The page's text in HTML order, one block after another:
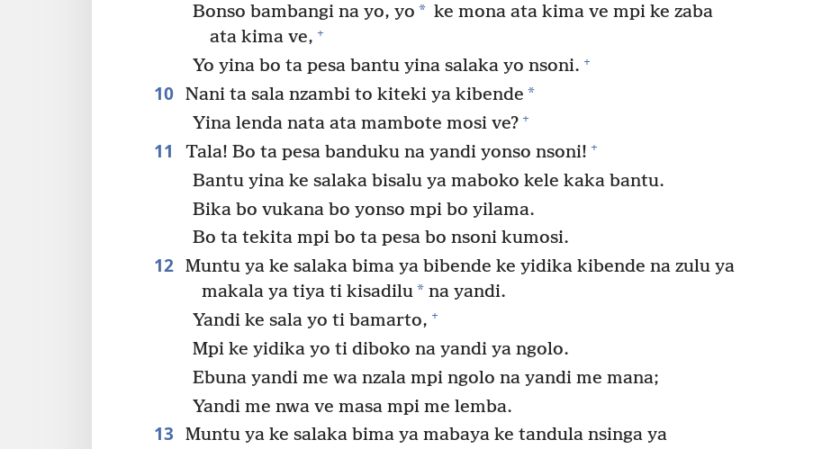
Bonso bambangi na yo, yo * ke mona ata kima ve mpi ke zaba
ata kima ve, +
Yo yina bo ta pesa bantu yina salaka yo nsoni. +
10 Nani ta sala nzambi to kiteki ya kibende *
Yina lenda nata ata mambote mosi ve? +
11 Tala! Bo ta pesa banduku na yandi yonso nsoni! +
Bantu yina ke salaka bisalu ya maboko kele kaka bantu.
Bika bo vukana bo yonso mpi bo yilama.
Bo ta tekita mpi bo ta pesa bo nsoni kumosi.
12 Muntu ya ke salaka bima ya bibende ke yidika kibende na zulu ya
makala ya tiya ti kisadilu*na yandi.
Yandi ke sala yo ti bamarto, +
Mpi ke yidika yo ti diboko na yandi ya ngolo.
Ebuna yandi me wa nzala mpi ngolo na yandi me mana;
Yandi me nwa ve masa mpi me lemba.
13
Muntu ya ke salaka bima ya mabaya ke tandula nsinga ya